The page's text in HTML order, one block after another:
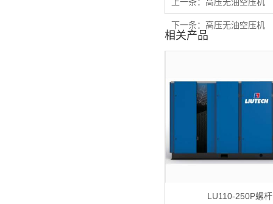
下一条： 高压无油空压机
相关产品
LU110-250P螺